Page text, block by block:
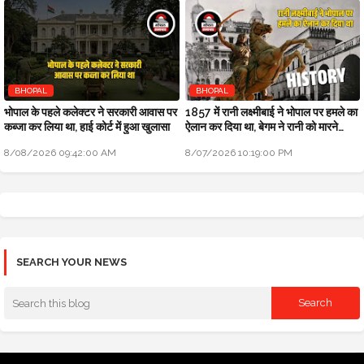
BHOPAL
भोपाल के पहले कलेक्टर ने सरकारी आवास पर
कब्जा कर लिया था, हाई कोर्ट में हुआ खुलासा
8/08/2026 09:42:00 AM
BHOPAL
1857 में रानी लक्ष्मीबाई ने भोपाल पर हमले का
ऐलान कर दिया था, बेगम ने रानी को मारने
8/07/2026 10:19:00 PM
SEARCH YOUR NEWS